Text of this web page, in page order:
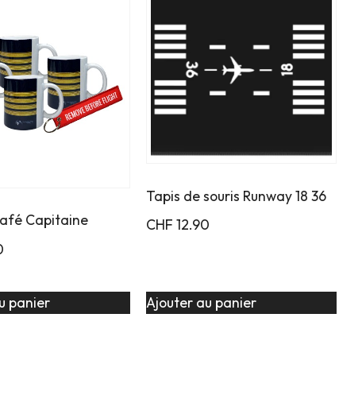
Capitaine
panier
Tapis de souris Runway 18 36
CHF 12.90
Ajouter au panier